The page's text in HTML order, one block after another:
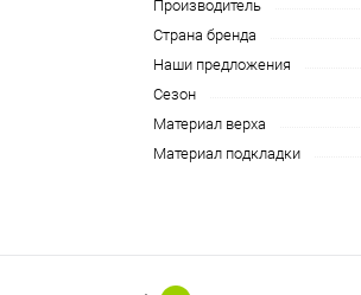
Производитель
Страна бренда
Наши предложения
Сезон
Материал верха
Материал подкладки